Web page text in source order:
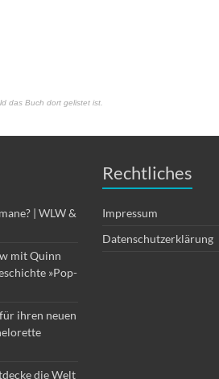
das Buch dort gelistet ist.
| WLW &
mit Quinn
»Pop-
ihren neuen
die Welt
Rechtliches
Impressum
Datenschutzerklärung